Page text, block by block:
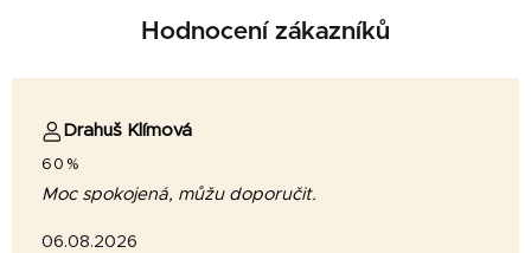
Hodnocení zákazníků
Drahuš Klímová
60%
Moc spokojená, můžu doporučit.
06.08.2026